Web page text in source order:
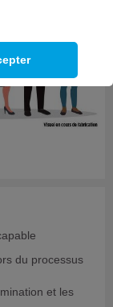
du processus
et les